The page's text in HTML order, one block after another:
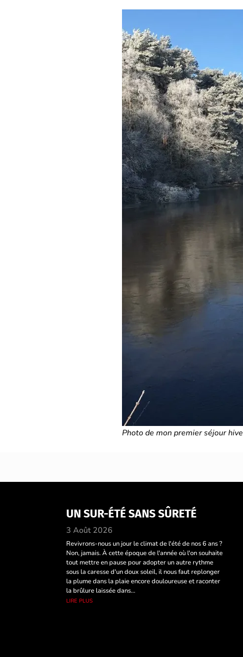
Photo de mon premier séjour
UN SUR-ÉTÉ SANS SÛRETÉ
3 Août 2026
Revivrons-nous un jour le climat de l'été de nos 6 ans ?
Non, jamais. À cette époque de l'année où l'on souhaite
tout mettre en pause pour adopter un autre rythme
sous la caresse d'un doux soleil, il nous faut replonger
la plume dans la plaie encore douloureuse et raconter
la brûlure laissée dans...
lire plus